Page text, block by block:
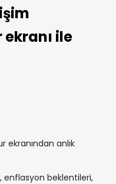
ile
ekranından anlık
enflasyon beklentileri,